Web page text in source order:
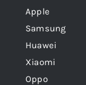
Apple
Samsung
Huawei
Xiaomi
Oppo